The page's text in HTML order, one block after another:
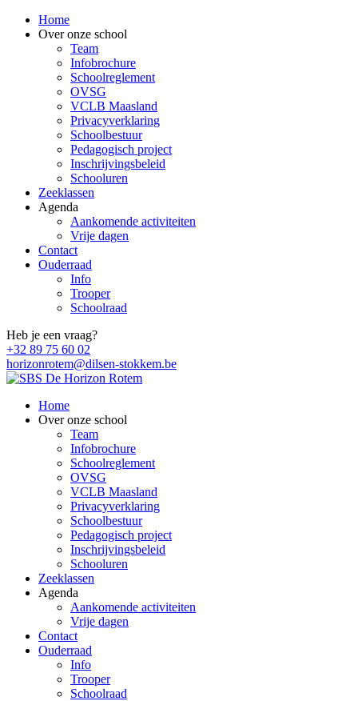
Home
Over onze school
Team
Infobrochure
Schoolreglement
OVSG
VCLB Maasland
Privacyverklaring
Schoolbestuur
Pedagogisch project
Inschrijvingsbeleid
Schooluren
Zeeklassen
Agenda
Aankomende activiteiten
Vrije dagen
Contact
Ouderraad
Info
Trooper
Schoolraad
Heb je een vraag?
+32 89 75 60 02
horizonrotem@dilsen-stokkem.be
Home
Over onze school
Team
Infobrochure
Schoolreglement
OVSG
VCLB Maasland
Privacyverklaring
Schoolbestuur
Pedagogisch project
Inschrijvingsbeleid
Schooluren
Zeeklassen
Agenda
Aankomende activiteiten
Vrije dagen
Contact
Ouderraad
Info
Trooper
Schoolraad